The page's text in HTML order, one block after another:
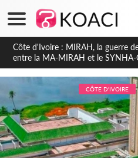
Côte d'Ivoire : Indépendance
environnement démocratique
CÔTE D'IVOIRE